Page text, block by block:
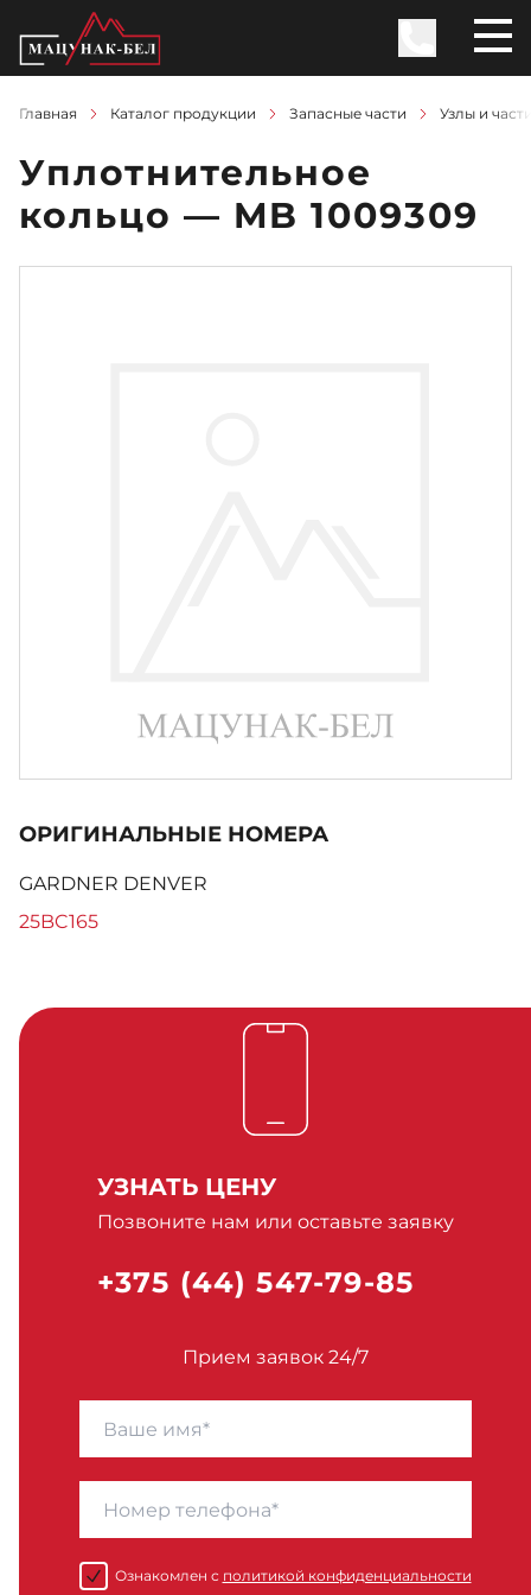
Главная Каталог продукции Запасные части Узлы и
Уплотнительное
кольцо — MB 1009309
ОРИГИНАЛЬНЫЕ НОМЕРА
GARDNER DENVER
25BC165
УЗНАТЬ ЦЕНУ
Позвоните нам или оставьте заявку
+375 (44) 547-79-85
Прием заявок 24/7
Ознакомлен с политикой конфиденциальности